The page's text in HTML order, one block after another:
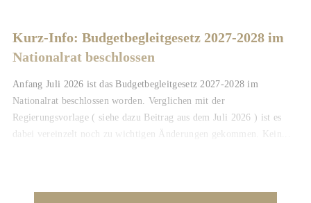
Kurz-Info: Budgetbegleitgesetz 2027-2028 im
Nationalrat beschlossen
Anfang Juli 2026 ist das Budgetbegleitgesetz 2027-2028 im
Nationalrat beschlossen worden. Verglichen mit der
Regierungsvorlage ( siehe dazu Beitrag aus dem Juli 2026 ) ist es
dabei vereinzelt noch zu wichtigen Änderungen gekommen. Kein...